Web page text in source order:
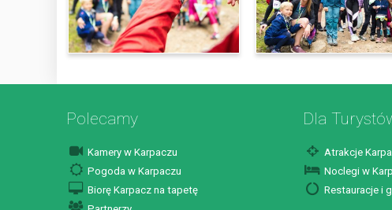
Polecamy
Kamery w Karpaczu
Pogoda w Karpaczu
Biorę Karpacz na tapetę
Dla
Atrakcje
Noclegi w
Restauracje i